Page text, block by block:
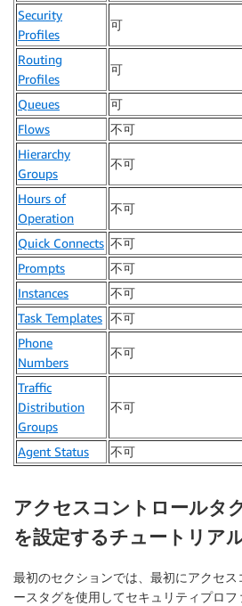
Security
Profiles
可
Routing
Profiles
可
Queues 可
Flows
不可
Hierarchy
Groups
不可
Hours of
Operation
不可
Quick Connects 不可
Prompts
不可
Instances
不可
Task Templates 不可
Phone
Numbers
不可
Traffic
Distribution
Groups
不可
Agent Status 不可
アクセスコントロールタ
を設定するチュートリア
最初のセクションでは、最初にアクセス
ースタグを使用してセキュリティプロフ